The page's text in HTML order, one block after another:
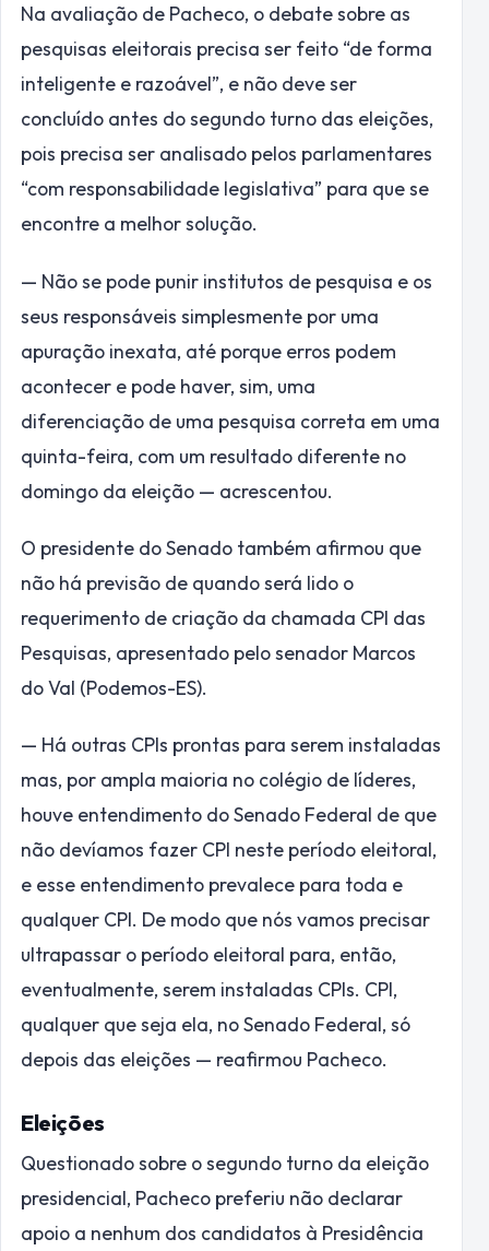
Na avaliação de Pacheco, o debate sobre as
pesquisas eleitorais precisa ser feito “de forma
inteligente e razoável”, e não deve ser
concluído antes do segundo turno das eleições,
pois precisa ser analisado pelos parlamentares
“com responsabilidade legislativa” para que se
encontre a melhor solução.
— Não se pode punir institutos de pesquisa e os
seus responsáveis simplesmente por uma
apuração inexata, até porque erros podem
acontecer e pode haver, sim, uma
diferenciação de uma pesquisa correta em uma
quinta-feira, com um resultado diferente no
domingo da eleição — acrescentou.
O presidente do Senado também afirmou que
não há previsão de quando será lido o
requerimento de criação da chamada CPI das
Pesquisas, apresentado pelo senador Marcos
do Val (Podemos-ES).
— Há outras CPIs prontas para serem instaladas
mas, por ampla maioria no colégio de líderes,
houve entendimento do Senado Federal de que
não devíamos fazer CPI neste período eleitoral,
e esse entendimento prevalece para toda e
qualquer CPI. De modo que nós vamos precisar
ultrapassar o período eleitoral para, então,
eventualmente, serem instaladas CPIs. CPI,
qualquer que seja ela, no Senado Federal, só
depois das eleições — reafirmou Pacheco.
Eleições
Questionado sobre o segundo turno da eleição
presidencial, Pacheco preferiu não declarar
apoio a nenhum dos candidatos à Presidência